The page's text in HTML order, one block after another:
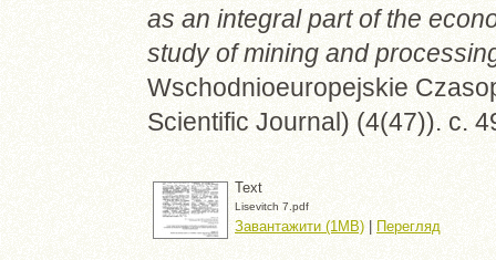
as an integral part of the
study of mining and
Wschodnioeuropejskie
Scientific Journal) (4(47)). с.
Text
Lisevitch 7.pdf
Завантажити (1MB) | Перегляд